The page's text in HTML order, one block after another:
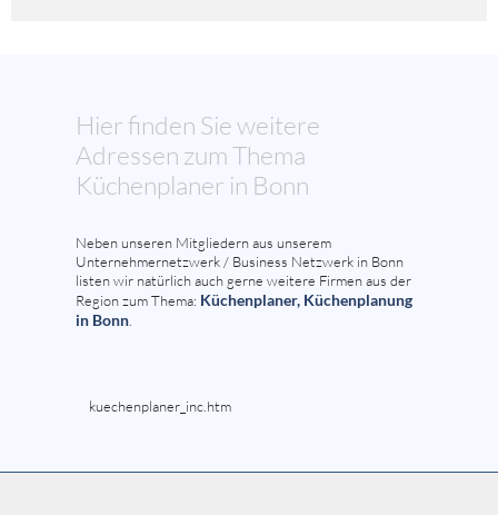
Hier finden Sie weitere
Adressen zum Thema
Küchenplaner in Bonn
Neben unseren Mitgliedern aus unserem
Unternehmernetzwerk / Business Netzwerk in Bonn
listen wir natürlich auch gerne weitere Firmen aus der
Region zum Thema: Küchenplaner, Küchenplanung
in Bonn
kuechenplaner_inc.htm